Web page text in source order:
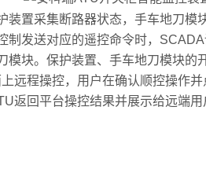
采集断路器状态，手车地刀模
发送对应的遥控命令时，
模块。保护装置、手车地刀模块
远程操控，用户在确认顺控操作
返回平台操控结果并展示给远端用